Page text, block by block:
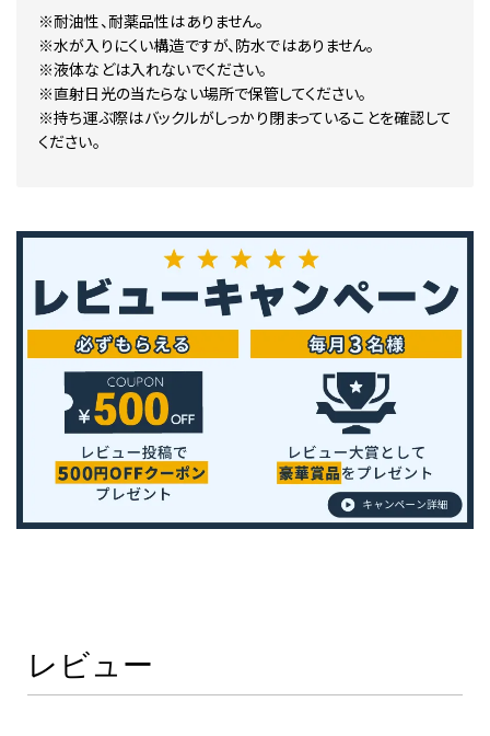
※耐油性、耐薬品性はありません。
※水が入りにくい構造ですが、防水ではありません。
※液体などは入れないでください。
※直射日光の当たらない場所で保管してください。
※持ち運ぶ際はバックルがしっかり閉まっていることを確認して
ください。
レビュー